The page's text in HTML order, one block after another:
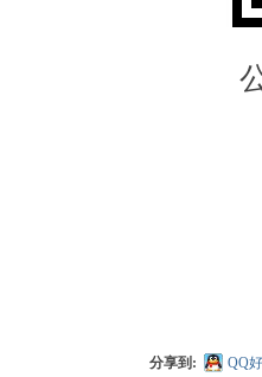
分享到: QQ